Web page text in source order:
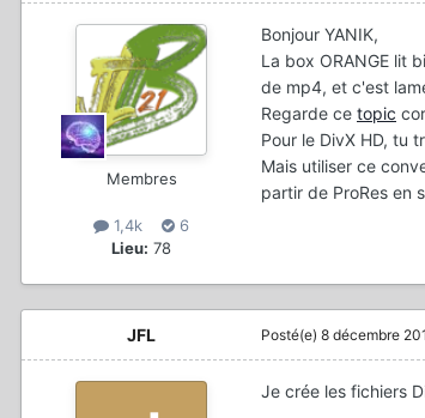
Membres
1,4k
6
Lieu: 78
Bonjour YANIK,
La box ORANGE lit
de mp4, et c'est
Regarde ce topic
Pour le DivX HD, tu
Mais utiliser ce
partir de ProRes en
JFL Posté(e) 8 décembre
Je crée les fichiers